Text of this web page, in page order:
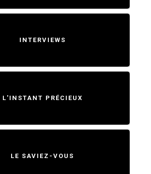
INTERVIEWS
L'INSTANT PRÉCIEUX
LE SAVIEZ-VOUS